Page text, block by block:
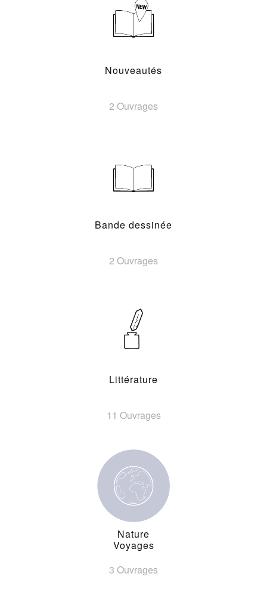
Nouveautés
2 Ouvrages
Bande dessinée
2 Ouvrages
Littérature
11 Ouvrages
Nature
Voyages
3 Ouvrages